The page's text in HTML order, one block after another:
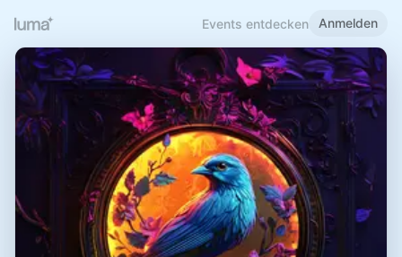
Events entdecken Anmelden